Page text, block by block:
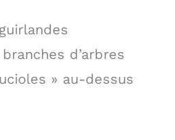
d’arbres
» au-dessus